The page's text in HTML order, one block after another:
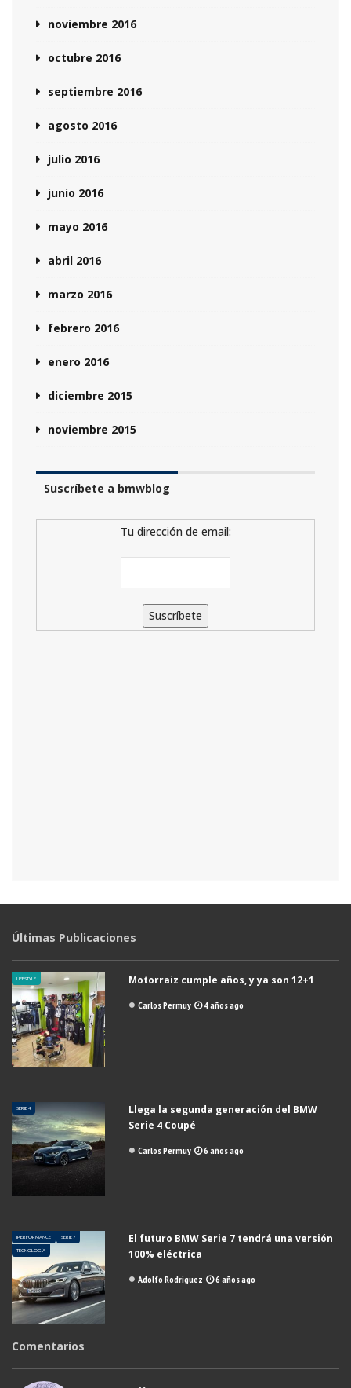
noviembre 2016
octubre 2016
septiembre 2016
agosto 2016
julio 2016
junio 2016
mayo 2016
abril 2016
marzo 2016
febrero 2016
enero 2016
diciembre 2015
noviembre 2015
Suscríbete a bmwblog
Tu dirección de email:
Últimas Publicaciones
LIFESTYLE Motorraiz cumple años, y ya son 12+1
Carlos Permuy 4 años ago
SERIE 4
Llega la segunda generación del BMW
Serie 4 Coupé
Carlos Permuy 6 años ago
IPERFORMANCE SERIE 7
TECNOLOGÍA
El futuro BMW Serie 7 tendrá una versión
100% eléctrica
Adolfo Rodriguez 6 años ago
Comentarios